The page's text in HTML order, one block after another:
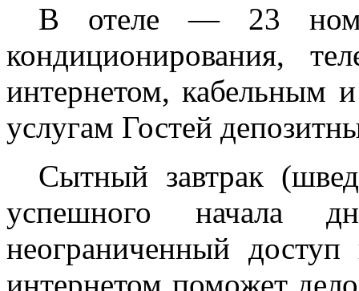
В отеле — 23
кондиционирования,
интернетом, кабельным
услугам Гостей
Сытный завтрак
успешного начала
неограниченный
интернетом поможет